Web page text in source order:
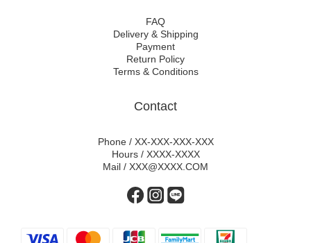
FAQ
Delivery & Shipping
Payment
Return Policy
Terms & Conditions
Contact
Phone / XX-XXX-XXX-XXX
Hours / XXXX-XXXX
Mail / XXX@XXXX.COM